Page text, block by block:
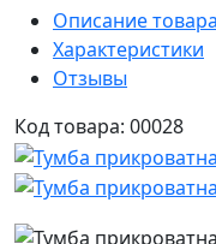
Описание товара
Характеристики
Отзывы
Код товара: 00028